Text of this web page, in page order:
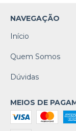
NAVEGAÇÃO
Início
Quem Somos
Dúvidas
MEIOS DE